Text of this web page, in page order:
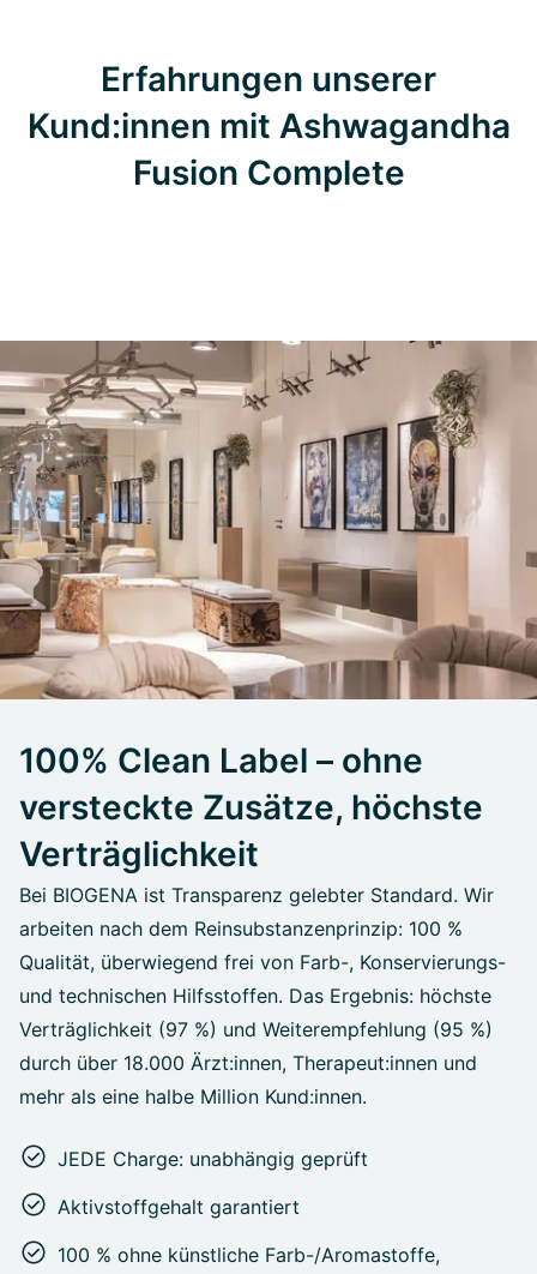
Erfahrungen unserer
Kund:innen mit Ashwagandha
Fusion Complete
100% Clean Label – ohne
versteckte Zusätze, höchste
Verträglichkeit
Bei BIOGENA ist Transparenz gelebter Standard. Wir
arbeiten nach dem Reinsubstanzenprinzip: 100 %
Qualität, überwiegend frei von Farb-, Konservierungs-
und technischen Hilfsstoffen. Das Ergebnis: höchste
Verträglichkeit (97 %) und Weiterempfehlung (95 %)
durch über 18.000 Ärzt:innen, Therapeut:innen und
mehr als eine halbe Million Kund:innen.
JEDE Charge: unabhängig geprüft
Aktivstoffgehalt garantiert
100 % ohne künstliche Farb-/Aromastoffe,